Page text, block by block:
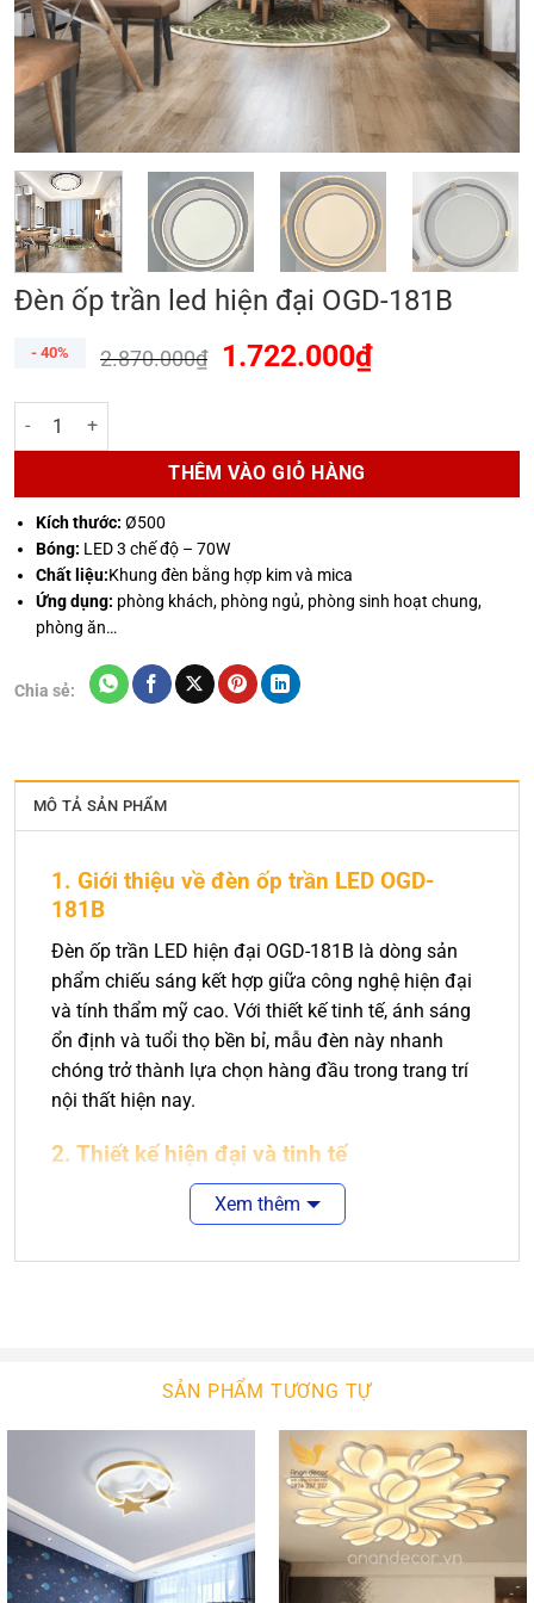
Đèn ốp trần led hiện đại OGD-181B
- 40% 2.870.000₫ 1.722.000₫
Đèn ốp trần led hiện đại OGD-181B số lượng
THÊM VÀO GIỎ HÀNG
Kích thước: Ø500
Bóng: LED 3 chế độ – 70W
Chất liệu:Khung đèn bằng hợp kim và mica
Ứng dụng: phòng khách, phòng ngủ, phòng sinh hoạt chung,
phòng ăn…
Chia sẻ:
MÔ TẢ SẢN PHẨM
1. Giới thiệu về đèn ốp trần LED OGD-
181B
Đèn ốp trần LED hiện đại OGD-181B là dòng sản
phẩm chiếu sáng kết hợp giữa công nghệ hiện đại
và tính thẩm mỹ cao. Với thiết kế tinh tế, ánh sáng
ổn định và tuổi thọ bền bỉ, mẫu đèn này nhanh
chóng trở thành lựa chọn hàng đầu trong trang trí
nội thất hiện nay.
2. Thiết kế hiện đại và tinh tế
Kiểu dáng thanh lịch: OGD-181B sở hữu thiết kế
hài hòa, tối giản nhưng vẫn toát lên sự sang
cách nội thất khác nhau, từ hiện đại đến tân cổ
điển.
3. Ưu điểm nổi bật
Công nghệ LED tiết kiệm điện:Giúp giảm tới
Xem thêm
SẢN PHẨM TƯƠNG TỰ